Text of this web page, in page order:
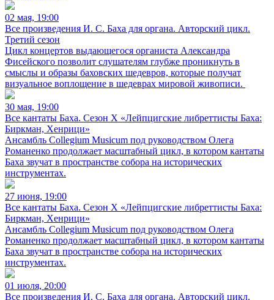
02 мая, 19:00
Все произведения И. С. Баха для органа. Авторский цикл.
Третий сезон
Цикл концертов выдающегося органиста Александра
Фисейского позволит слушателям глубже проникнуть в
смыслы и образы баховских шедевров, которые получат
визуальное воплощение в шедеврах мировой живописи.
30 мая, 19:00
Все кантаты Баха. Сезон X «Лейпцигские либреттисты Баха:
Биркман, Хенрици»
Ансамбль Collegium Musicum под руководством Олега
Романенко продолжает масштабный цикл, в котором кантаты
Баха звучат в пространстве собора на исторических
инструментах.
27 июня, 19:00
Все кантаты Баха. Сезон X «Лейпцигские либреттисты Баха:
Биркман, Хенрици»
Ансамбль Collegium Musicum под руководством Олега
Романенко продолжает масштабный цикл, в котором кантаты
Баха звучат в пространстве собора на исторических
инструментах.
01 июля, 20:00
Все произведения И. С. Баха для органа. Авторский цикл.